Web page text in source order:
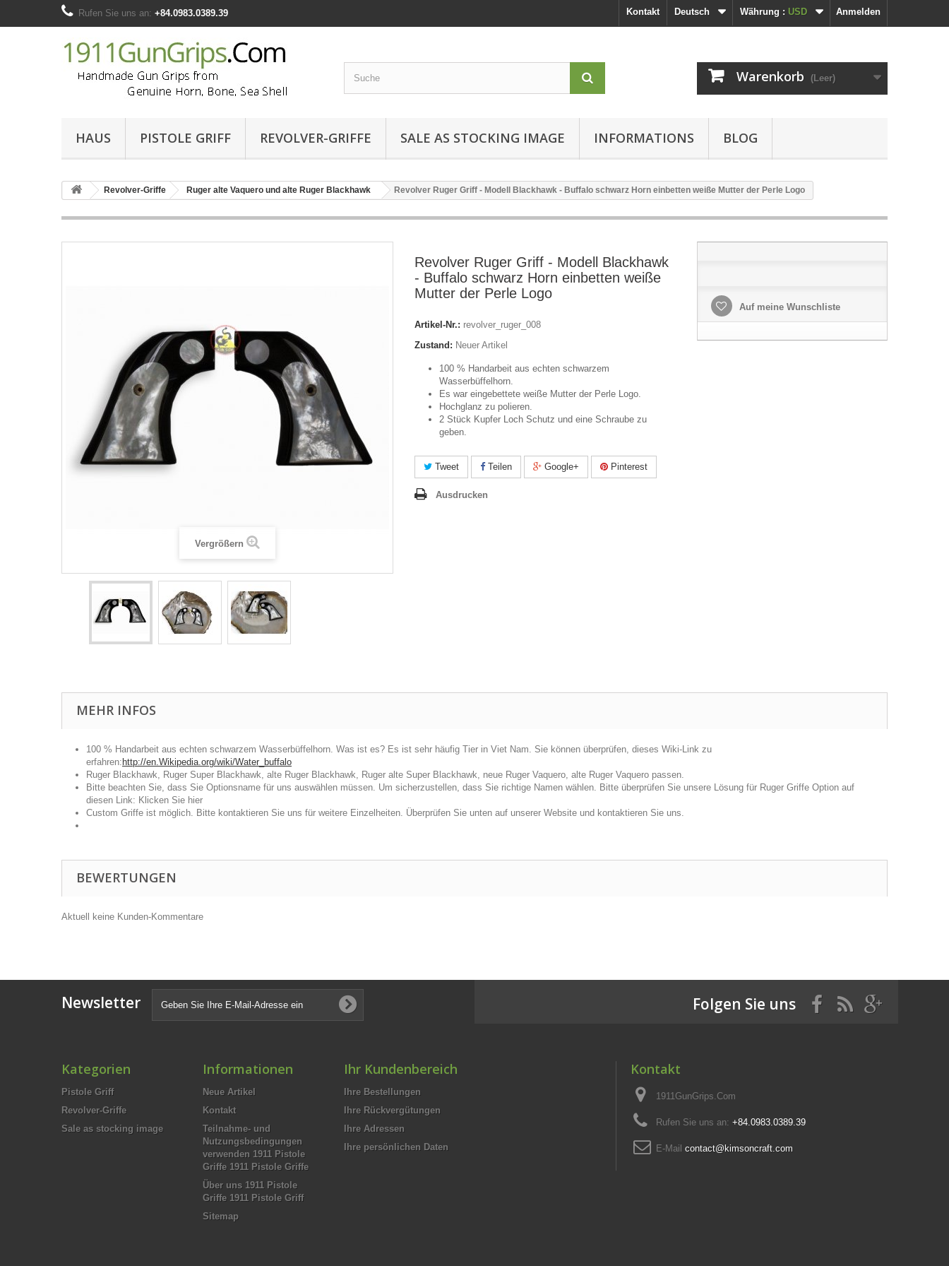
Anmelden
Währung : USD
Deutsch
Kontakt
Rufen Sie uns an: +84.0983.0389.39
Warenkorb (Leer)
HAUS PISTOLE GRIFF REVOLVER-GRIFFE SALE AS STOCKING IMAGE INFORMATIONS BLOG
Revolver-Griffe Ruger alte Vaquero und alte Ruger Blackhawk Revolver Ruger Griff - Modell Blackhawk - Buffalo schwarz Horn einbetten weiße Mutter der Perle Logo
Vergrößern
Revolver Ruger Griff - Modell Blackhawk
- Buffalo schwarz Horn einbetten weiße
Mutter der Perle Logo
Artikel-Nr.: revolver_ruger_008
Zustand: Neuer Artikel
100 % Handarbeit aus echten schwarzem
Wasserbüffelhorn.
Es war eingebettete weiße Mutter der Perle Logo.
Hochglanz zu polieren.
2 Stück Kupfer Loch Schutz und eine Schraube zu
geben.
Tweet Teilen Google+ Pinterest
Ausdrucken
Auf meine Wunschliste
MEHR INFOS
100 % Handarbeit aus echten schwarzem Wasserbüffelhorn. Was ist es? Es ist sehr häufig Tier in Viet Nam. Sie können überprüfen, dieses Wiki-Link zu
erfahren: http://en.Wikipedia.org/wiki/Water_buffalo
Ruger Blackhawk, Ruger Super Blackhawk, alte Ruger Blackhawk, Ruger alte Super Blackhawk, neue Ruger Vaquero, alte Ruger Vaquero passen.
Bitte beachten Sie, dass Sie Optionsname für uns auswählen müssen. Um sicherzustellen, dass Sie richtige Namen wählen. Bitte überprüfen Sie unsere Lösung für Ruger Griffe Option auf
diesen Link: Klicken Sie hier
Custom Griffe ist möglich. Bitte kontaktieren Sie uns für weitere Einzelheiten. Überprüfen Sie unten auf unserer Website und kontaktieren Sie uns.
BEWERTUNGEN
Aktuell keine Kunden-Kommentare
Newsletter Folgen Sie uns
Kategorien
Pistole Griff
Revolver-Griffe
Sale as stocking image
Informationen
Neue Artikel
Kontakt
Teilnahme- und
Nutzungsbedingungen
verwenden 1911 Pistole
Griffe 1911 Pistole Griffe
Über uns 1911 Pistole
Griffe 1911 Pistole Griff
Sitemap
Ihr Kundenbereich
Ihre Bestellungen
Ihre Rückvergütungen
Ihre Adressen
Ihre persönlichen Daten
Kontakt
1911GunGrips.Com
Rufen Sie uns an: +84.0983.0389.39
E-Mail contact@kimsoncraft.com